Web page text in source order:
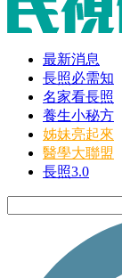
最新消息
長照必需知
名家看長照
養生小秘方
姊妹亮起來
醫學大聯盟
長照3.0